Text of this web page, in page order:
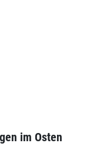
im Osten